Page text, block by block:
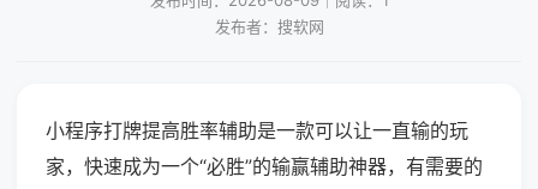
发布者：搜软网
小程序打牌提高胜率辅助是一款可以让一直输的玩
家，快速成为一个“必胜”的输赢辅助神器，有需要的